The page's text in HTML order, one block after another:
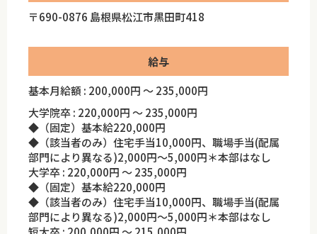
〒690-0876 島根県松江市黒田町418
給与
基本月給額 : 200,000円 ～ 235,000円
大学院卒 : 220,000円 ～ 235,000円
◆（固定）基本給220,000円
◆（該当者のみ）住宅手当10,000円、職場手当(配属
部門により異なる)2,000円～5,000円＊本部はなし
大学卒 : 220,000円 ～ 235,000円
◆（固定）基本給220,000円
◆（該当者のみ）住宅手当10,000円、職場手当(配属
部門により異なる)2,000円～5,000円＊本部はなし